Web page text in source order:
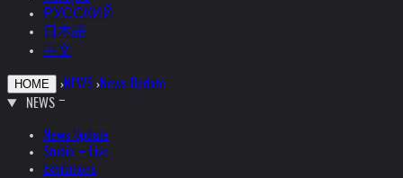
РУССКИЙ
日本語
中文
HOME ›NEWS ›News Update
NEWS
News Update
Studio + Live
Exhibitions